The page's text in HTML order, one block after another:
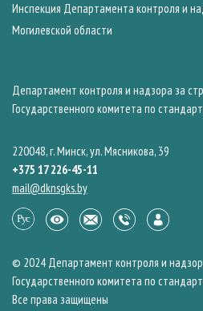
Инспекция Департамента контроля и
Могилевской области
Департамент контроля и надзора за
Государственного комитета по
220048, г. Минск, ул. Мясникова, 39
+375 17 226-45-11
mail@dknsgks.by
© 2024 Департамент контроля и
Государственного комитета по
Все права защищены